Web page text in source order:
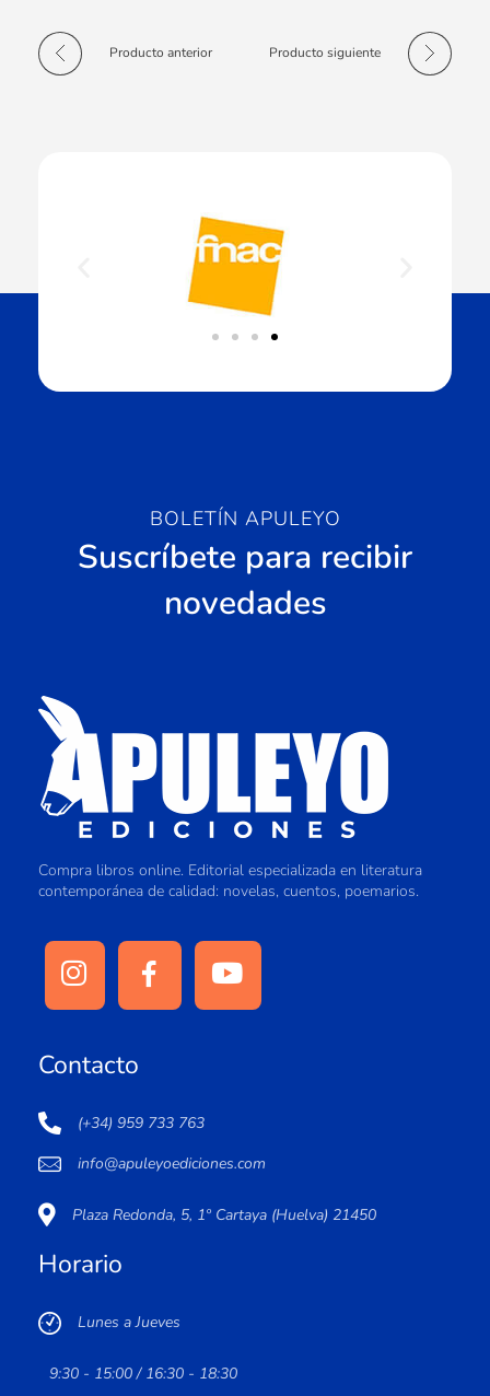
Producto anterior Producto siguiente
BOLETÍN APULEYO
Suscríbete para recibir
novedades
Compra libros online. Editorial especializada en literatura
contemporánea de calidad: novelas, cuentos, poemarios.
Contacto
(+34) 959 733 763
info@apuleyoediciones.com
Plaza Redonda, 5, 1º Cartaya (Huelva) 21450
Horario
Lunes a Jueves
9:30 - 15:00 / 16:30 - 18:30